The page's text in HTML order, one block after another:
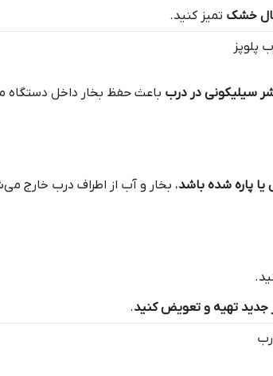
خشک تمیز کنید.
سیلیکونی در درب باعث حفظ بخار داخل دستگاه
پاره شده باشد، بخار و آب از اطراف درب خارج
جدید تهیه و تعویض کنید.